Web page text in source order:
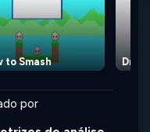
to Smash
por